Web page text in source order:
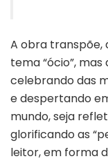
A obra transpõe,
tema “ócio”,
celebrando das
e despertando
mundo, seja
glorificando as
leitor, em forma